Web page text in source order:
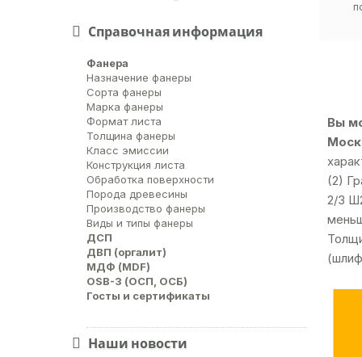
Справочная информация
Фанера
Назначение фанеры
Сорта фанеры
Марка фанеры
Формат листа
Толщина фанеры
Класс эмиссии
Конструкция листа
Обработка поверхности
Порода древесины
Производство фанеры
Виды и типы фанеры
ДСП
ДВП (оргалит)
МДФ (MDF)
OSB-3 (ОСП, ОСБ)
Госты и сертификаты
Наши новости
Вы
(2)
2/3